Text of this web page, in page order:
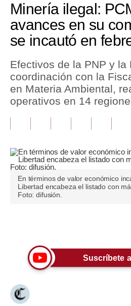
Economía
Mercados
Política
Tu Dinero
Finanzas Personales
Plus G
Opinión
Editorial
Tendencias
Viajes
Minería ilegal:
avances en su
se incautó en
Efectivos de la PNP y la
coordinación con la
en Materia Ambiental,
operativos en 14
En términos de valor económico
Libertad encabeza el listado con
Foto: difusión.
Suscríbete